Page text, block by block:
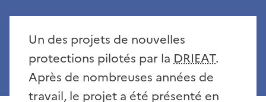
Un des projets de nouvelles
protections pilotés par la DRIEAT.
Après de nombreuses années de
travail, le projet a été présenté en